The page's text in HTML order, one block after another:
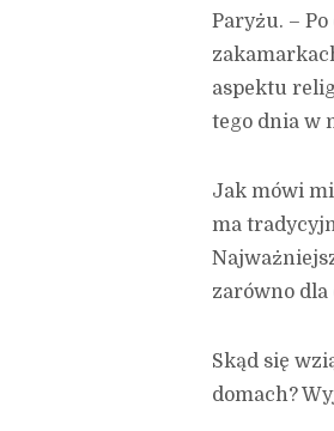
Paryżu. –
aspektu
tego dnia w
Jak mówi
ma
zarówno dla
Skąd się
domach?